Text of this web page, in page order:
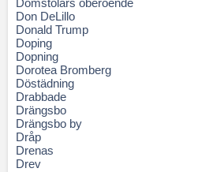
Domstolars oberoende
Don DeLillo
Donald Trump
Doping
Dopning
Dorotea Bromberg
Döstädning
Drabbade
Drängsbo
Drängsbo by
Dråp
Drenas
Drev